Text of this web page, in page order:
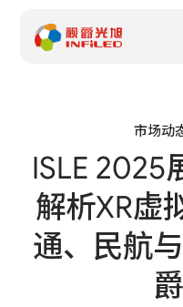
解决方案
案例中心
关于我们
市场动
ISLE 2025
解析XR虚
通、民航